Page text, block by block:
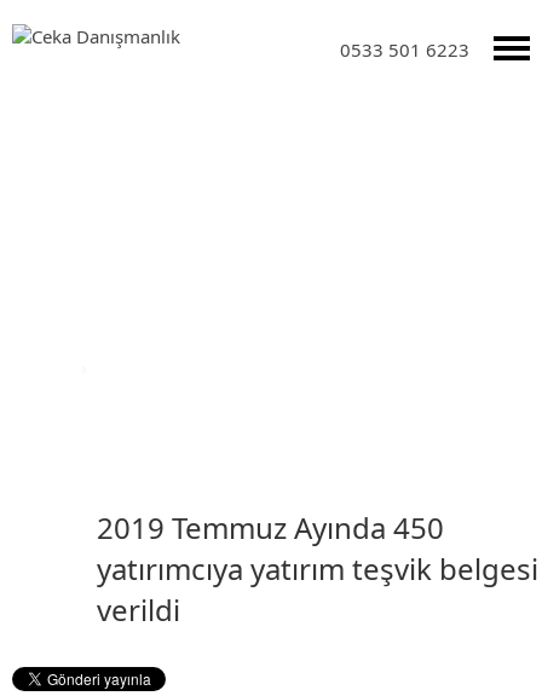
0533 501 6223
2019 Temmuz Ayında 450
yatırımcıya yatırım teşvik belgesi
verildi